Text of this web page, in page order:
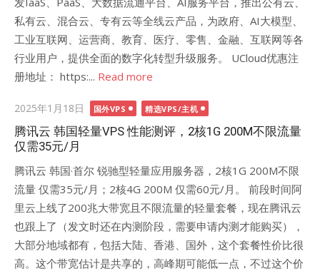
私有云、混合云、专有云等全线云产品，为政府、AI大模型、
工业互联网、运营商、教育、医疗、零售、金融、互联网等各
行业用户，提供全面的数字化转型升级服务。 UCloud优惠注
册地址： https:... Read more
Posted
on
2025年1月18日 国外VPS 精选VPS/主机
腾讯云 韩国轻量VPS 性能测评，2核1G 200M不限流量
仅需35元/月
腾讯云 韩国·首尔 锐驰型轻量应用服务器，2核1G 200M不限
流量 仅需35元/月；2核4G 200M 仅需60元/月。 前段时间阿
里云上线了200兆大带宽且不限流量的轻量套餐，现在腾讯云
也跟上了（发文时还在内测阶段，需要申请内测才能购买），
大部分地域都有，包括大陆、香港、国外，这个套餐性价比很
高。这个带宽估计是共享的，高峰期可能低一点，不过这个价